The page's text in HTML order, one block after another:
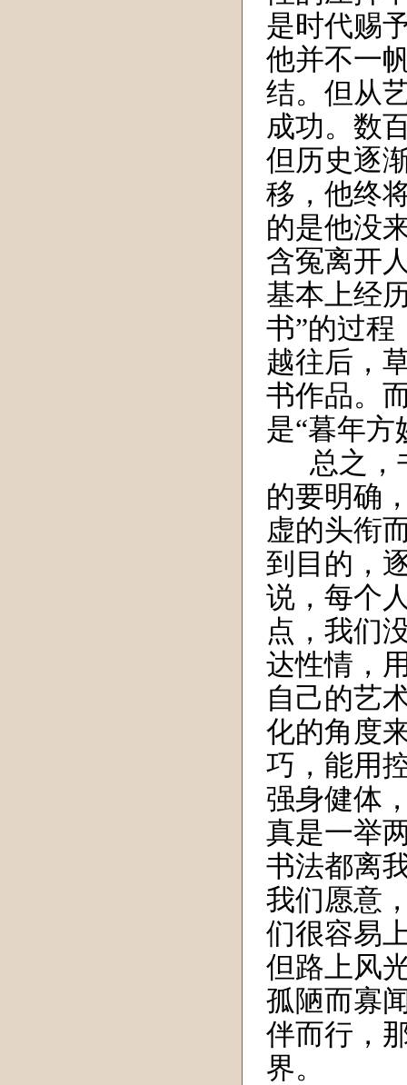
是时代赐
他并不一
结。 但 从
成功。数
但历史逐
移，他终
的是他没
含冤离开
基本上
书”的过程
越往后，
书作品。
是“暮年方
总之 ，
的要明确
虚的头衔
到目的，
说，每个
点，我们
达性情，
自己的艺
化的角度
巧，能用
强身健体
真是一举
书法都离
我们愿意
们很容易
但路上风
孤陋而寡
伴而行，
界。